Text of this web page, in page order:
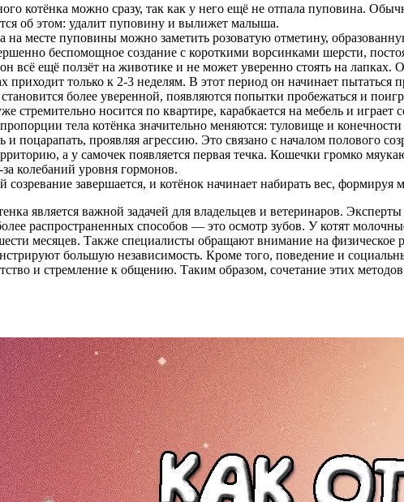
котёнка можно сразу, так как у него ещё не отпала пуповина.
об этом: удалит пуповину и вылижет малыша.
на месте пуповины можно заметить розоватую отметину,
беспомощное создание с короткими ворсинками шерсти,
всё ещё ползёт на животике и не может уверенно стоять на лапках.
приходит только к 2-3 неделям. В этот период он начинает пытаться
более уверенной, появляются попытки пробежаться и
стремительно носится по квартире, карабкается на мебель и
тела котёнка значительно меняются: туловище и
и поцарапать, проявляя агрессию. Это связано с началом полового
а у самочек появляется первая течка. Кошечки громко
колебаний уровня гормонов.
завершается, и котёнок начинает набирать вес, формируя
является важной задачей для владельцев и ветеринаров.
распространенных способов — это осмотр зубов. У котят
месяцев. Также специалисты обращают внимание на физическое
большую независимость. Кроме того, поведение и
и стремление к общению. Таким образом, сочетание этих методов